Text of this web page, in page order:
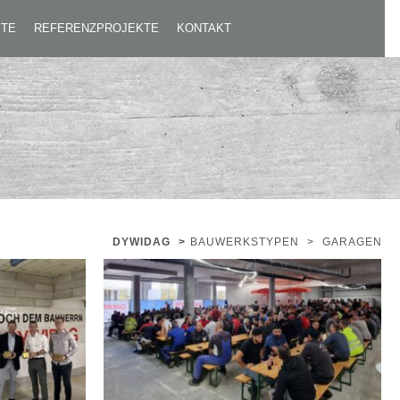
REFERENZPROJEKTE KONTAKT
DYWIDAG > BAUWERKSTYPEN > GARAGEN